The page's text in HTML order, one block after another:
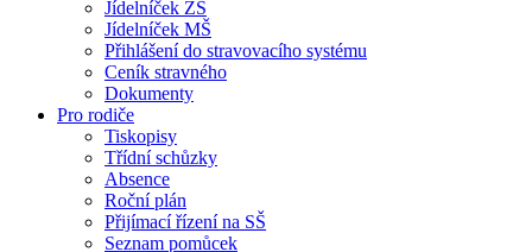
Jídelníček ZŠ
Jídelníček MŠ
Přihlášení do stravovacího systému
Ceník stravného
Dokumenty
Pro rodiče
Tiskopisy
Třídní schůzky
Absence
Roční plán
Přijímací řízení na SŠ
Seznam pomůcek